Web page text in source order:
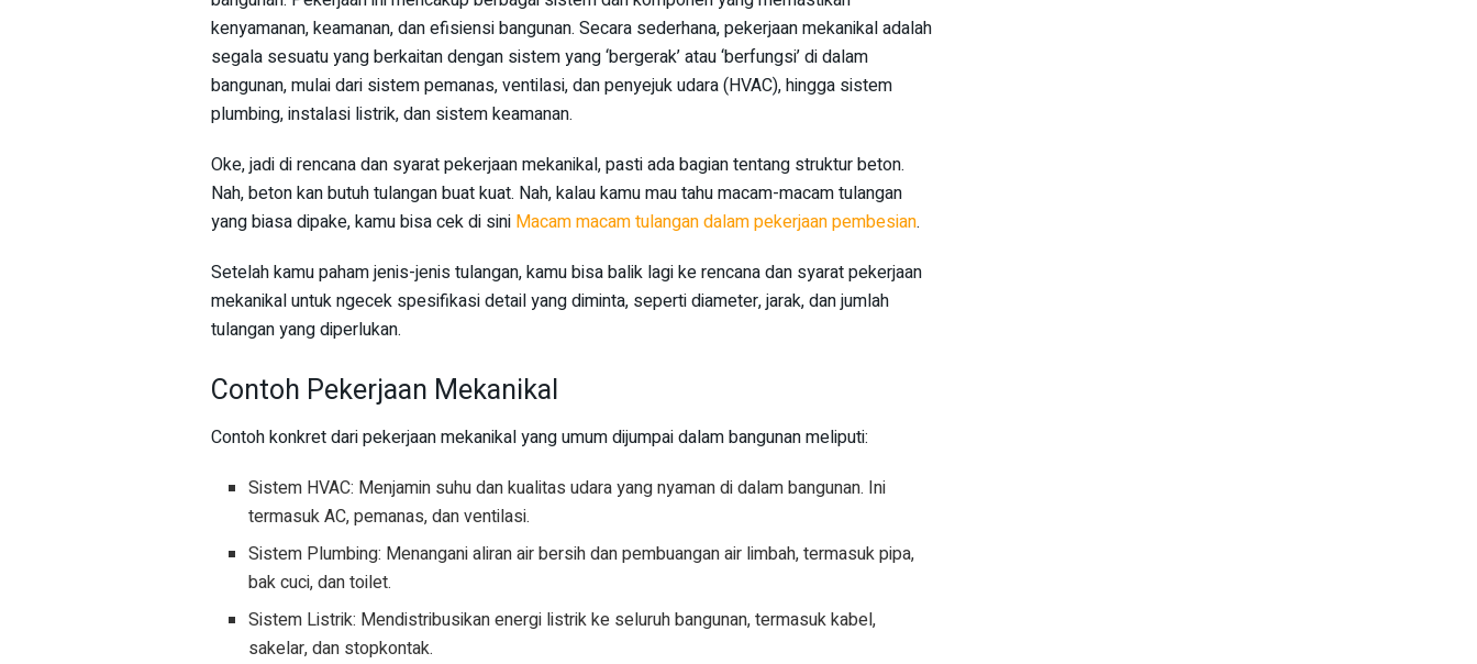
kenyamanan, keamanan, dan efisiensi bangunan. Secara sederhana, pekerjaan mekanikal adalah
segala sesuatu yang berkaitan dengan sistem yang ‘bergerak’ atau ‘berfungsi’ di dalam
bangunan, mulai dari sistem pemanas, ventilasi, dan penyejuk udara (HVAC), hingga sistem
plumbing, instalasi listrik, dan sistem keamanan.
Oke, jadi di rencana dan syarat pekerjaan mekanikal, pasti ada bagian tentang struktur beton.
Nah, beton kan butuh tulangan buat kuat. Nah, kalau kamu mau tahu macam-macam tulangan
yang biasa dipake, kamu bisa cek di sini Macam macam tulangan dalam pekerjaan pembesian.
Setelah kamu paham jenis-jenis tulangan, kamu bisa balik lagi ke rencana dan syarat pekerjaan
mekanikal untuk ngecek spesifikasi detail yang diminta, seperti diameter, jarak, dan jumlah
tulangan yang diperlukan.
Contoh Pekerjaan Mekanikal
Contoh konkret dari pekerjaan mekanikal yang umum dijumpai dalam bangunan meliputi:
Sistem HVAC: Menjamin suhu dan kualitas udara yang nyaman di dalam bangunan. Ini
termasuk AC, pemanas, dan ventilasi.
Sistem Plumbing: Menangani aliran air bersih dan pembuangan air limbah, termasuk pipa,
bak cuci, dan toilet.
Sistem Listrik: Mendistribusikan energi listrik ke seluruh bangunan, termasuk kabel,
sakelar, dan stopkontak.